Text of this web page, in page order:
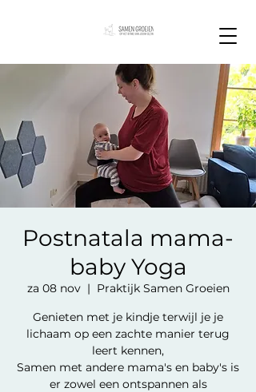
Postnatala mama-
baby Yoga
za 08 nov
  |
Praktijk Samen Groeien
Genieten met je kindje terwijl je je
lichaam op een zachte manier terug
leert kennen,
Samen met andere mama's en baby's is
er zowel een ontspannen als